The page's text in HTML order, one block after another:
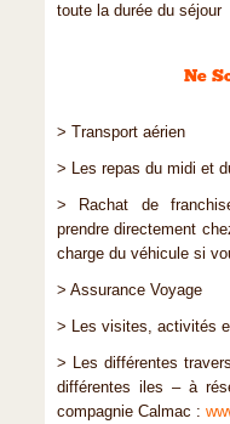
toute la durée du séjour
Ne
> Transport aérien
> Les repas du midi et
> Rachat de
prendre directement
charge du véhicule si
> Assurance Voyage
> Les visites, activités
> Les différentes
différentes iles – à
compagnie Calmac :